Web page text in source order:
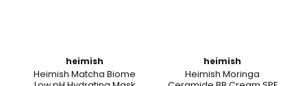
heimish
Heimish Matcha Biome
heimish
Heimish Moringa